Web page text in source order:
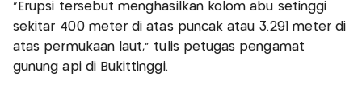
"Erupsi tersebut menghasilkan kolom abu setinggi
sekitar 400 meter di atas puncak atau 3.291 meter di
atas permukaan laut," tulis petugas pengamat
gunung api di Bukittinggi.